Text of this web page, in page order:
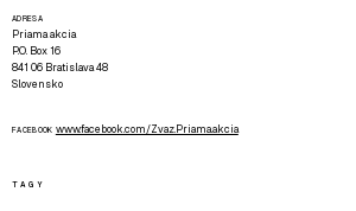
ADRESA
Priama akcia
P.O. Box 16
841 06 Bratislava 48
Slovensko
FACEBOOK www.facebook.com/Zvaz.Priama.akcia
TAGY